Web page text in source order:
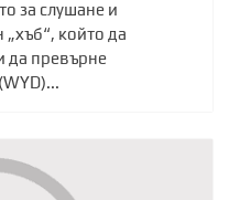
за слушане и
„хъб“, който да
да превърне